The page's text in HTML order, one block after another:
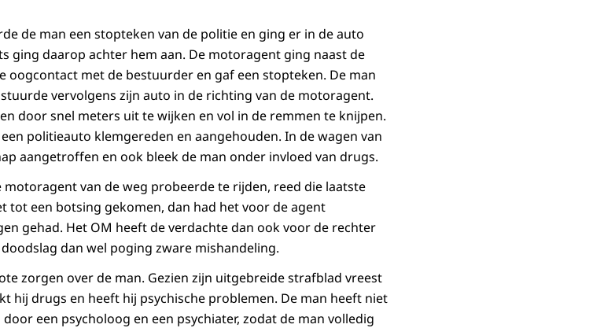
de man een stopteken van de politie en ging er in de auto
ging daarop achter hem aan. De motoragent ging naast de
oogcontact met de bestuurder en gaf een stopteken. De man
vervolgens zijn auto in de richting van de motoragent.
door snel meters uit te wijken en vol in de remmen te knijpen.
politieauto klemgereden en aangehouden. In de wagen van
aangetroffen en ook bleek de man onder invloed van drugs.
van de weg probeerde te rijden, reed die laatste
tot een botsing gekomen, dan had het voor de agent
gehad. Het OM heeft de verdachte dan ook voor de rechter
dan wel poging zware mishandeling.
zorgen over de man. Gezien zijn uitgebreide strafblad vreest
hij drugs en heeft hij psychische problemen. De man heeft niet
een psycholoog en een psychiater, zodat de man volledig